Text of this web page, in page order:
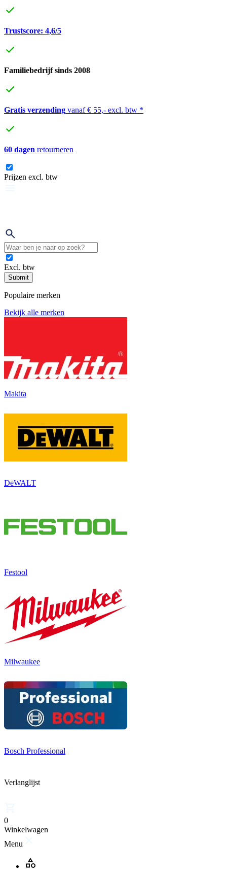
Trustscore: 4,6/5
Familiebedrijf sinds 2008
Gratis verzending vanaf € 55,- excl. btw *
60 dagen retourneren
Prijzen excl. btw
Excl. btw
Submit
Populaire merken
Bekijk alle merken
Makita
DeWALT
Festool
Milwaukee
Bosch Professional
Verlanglijst
0
Winkelwagen
Menu